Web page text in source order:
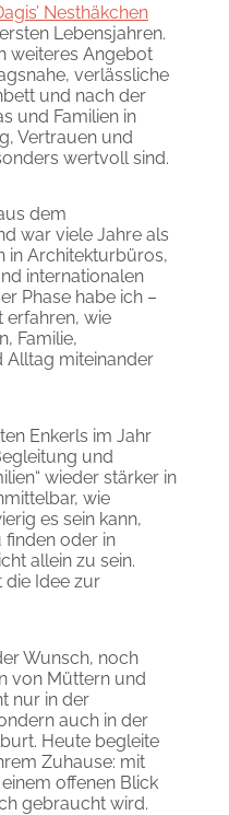
Nesthäkchen
Lebensjahren.
weiteres Angebot
verlässliche
und nach der
und Familien in
Vertrauen und
wertvoll sind.
dem
war viele Jahre als
in Architekturbüros,
internationalen
Phase habe ich –
erfahren, wie
Familie,
Alltag miteinander
Enkerls im Jahr
und
wieder stärker in
wie
es sein kann,
oder in
allein zu sein.
die Idee zur
Wunsch, noch
von Müttern und
nur in der
auch in der
Heute begleite
Zuhause: mit
offenen Blick
gebraucht wird.